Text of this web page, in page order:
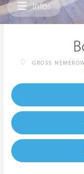
Infos
GROSS NEMEROW